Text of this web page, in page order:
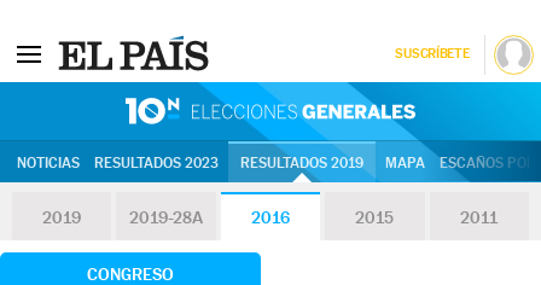
SUSCRÍBETE
NOTICIAS RESULTADOS 2023 RESULTADOS 2019 MAPA ESCAÑOS
2019 2019-28A 2016 2015 2011
CONGRESO